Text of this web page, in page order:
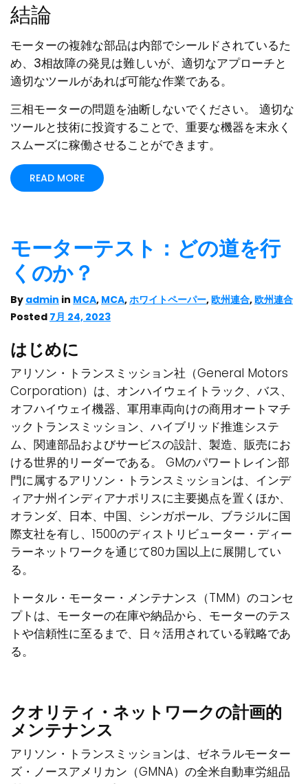
結論
モーターの複雑な部品は内部でシールドされているた
め、3相故障の発見は難しいが、適切なアプローチと
適切なツールがあれば可能な作業である。
三相モーターの問題を油断しないでください。 適切な
ツールと技術に投資することで、重要な機器を末永く
スムーズに稼働させることができます。
READ MORE
モーターテスト：どの道を行
くのか？
By admin in MCA, MCA,ホワイトペーパー,欧州連合,欧州連合
Posted 7月 24, 2023
はじめに
アリソン・トランスミッション社（General Motors
Corporation）は、オンハイウェイトラック、バス、
オフハイウェイ機器、軍用車両向けの商用オートマチ
ックトランスミッション、ハイブリッド推進システ
ム、関連部品およびサービスの設計、製造、販売にお
ける世界的リーダーである。 GMのパワートレイン部
門に属するアリソン・トランスミッションは、インデ
ィアナ州インディアナポリスに主要拠点を置くほか、
オランダ、日本、中国、シンガポール、ブラジルに国
際支社を有し、1500のディストリビューター・ディー
ラーネットワークを通じて80カ国以上に展開してい
る。
トータル・モーター・メンテナンス（TMM）のコンセ
プトは、モーターの在庫や納品から、モーターのテス
トや信頼性に至るまで、日々活用されている戦略であ
る。
クオリティ・ネットワークの計画的
メンテナンス
アリソン・トランスミッションは、ゼネラルモーター
ズ・ノースアメリカン（GMNA）の全米自動車労組品